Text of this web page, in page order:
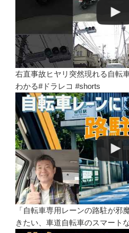
右直事故ヒヤリ突然現れる自転
わかる#ドラレコ #shorts
「自転車専用レーンの路駐が邪
きたい、車道自転車のスマート